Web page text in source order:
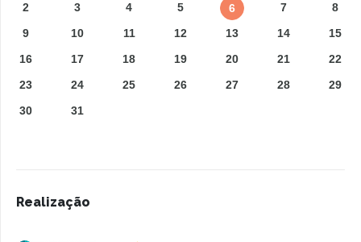
2
3 4 5 6 7
8
9
10 11 12 13 14
15
16
17 18 19 20 21
22
23
24 25 26 27 28
29
30
31
Realização